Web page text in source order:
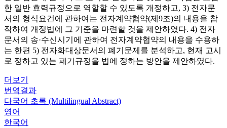
한 일반 효력규정으로 역할할 수 있도록 개정하고, 3) 전자문
서의 형식요건에 관하여는 전자계약협약(제9조)의 내용을 참
작하여 개정법에 그 기준을 마련할 것을 제안하였다. 4) 전자
문서의 송·수신시기에 관하여 전자계약협약의 내용을 수용하
는 한편 5) 전자화대상문서의 폐기문제를 분석하고, 현재 고시
로 정하고 있는 폐기규정을 법에 정하는 방안을 제안하였다.
더보기
번역결과
다국어 초록 (Multilingual Abstract)
영어
한국어